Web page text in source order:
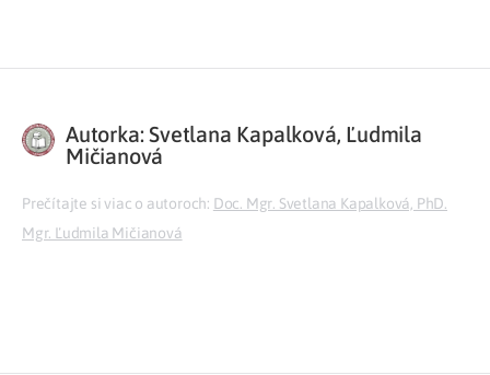
Autorka: Svetlana Kapalková, Ľudmila
Mičianová
Prečítajte si viac o autoroch: Doc. Mgr. Svetlana Kapalková, PhD.
Mgr. Ľudmila Mičianová